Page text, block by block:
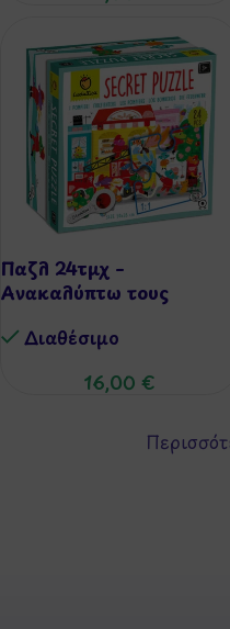
Παζλ 24τμχ –
Ανακαλύπτω τους
Διαθέσιμo
16,00 €